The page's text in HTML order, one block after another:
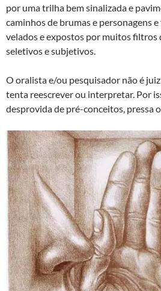
por uma trilha bem sinalizada e
caminhos de brumas e personagens
velados e expostos por muitos filtros
seletivos e subjetivos.
O oralista e/ou pesquisador não é
tenta reescrever ou interpretar. Por
desprovida de pré-conceitos, pressa